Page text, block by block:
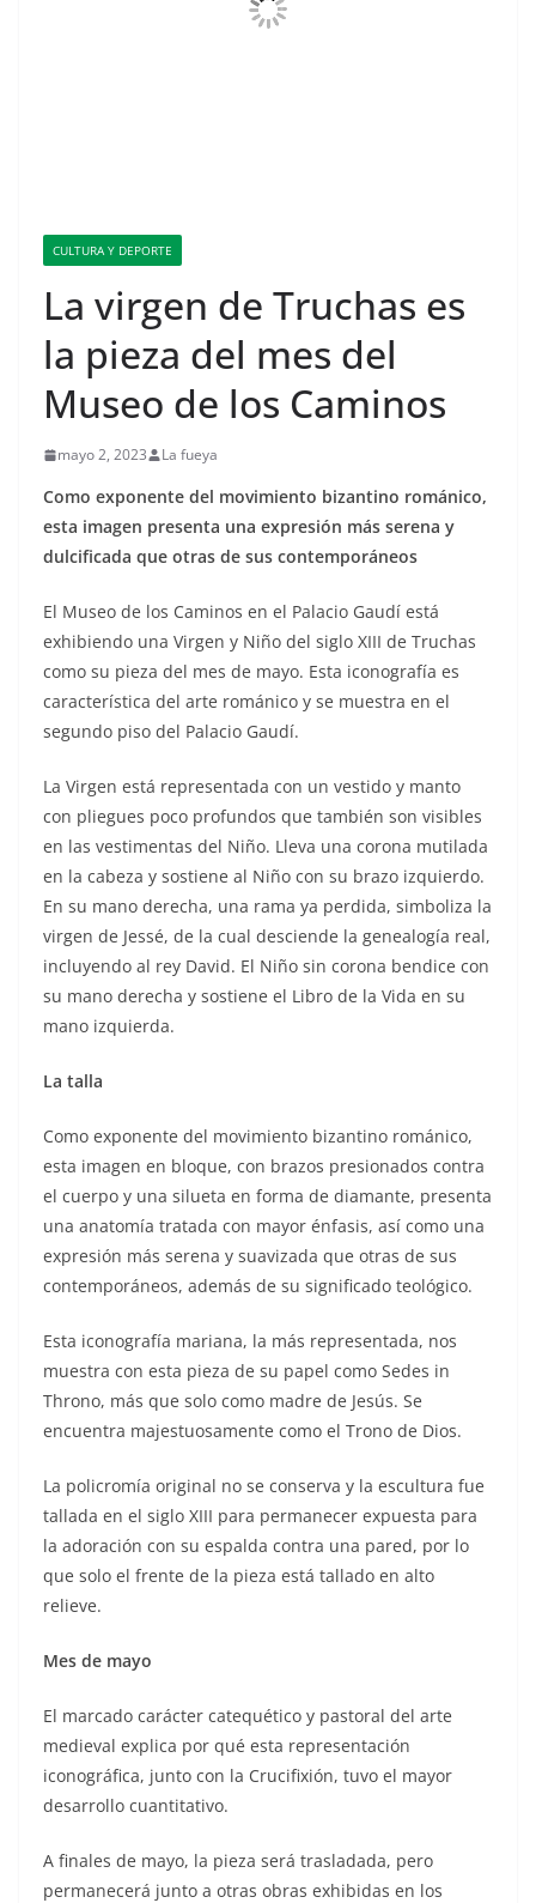
CULTURA Y DEPORTE
La virgen de Truchas es
la pieza del mes del
Museo de los Caminos
mayo 2, 2023 La fueya
Como exponente del movimiento bizantino románico,
esta imagen presenta una expresión más serena y
dulcificada que otras de sus contemporáneos
El Museo de los Caminos en el Palacio Gaudí está
exhibiendo una Virgen y Niño del siglo XIII de Truchas
como su pieza del mes de mayo. Esta iconografía es
característica del arte románico y se muestra en el
segundo piso del Palacio Gaudí.
La Virgen está representada con un vestido y manto
con pliegues poco profundos que también son visibles
en las vestimentas del Niño. Lleva una corona mutilada
en la cabeza y sostiene al Niño con su brazo izquierdo.
En su mano derecha, una rama ya perdida, simboliza la
virgen de Jessé, de la cual desciende la genealogía real,
incluyendo al rey David. El Niño sin corona bendice con
su mano derecha y sostiene el Libro de la Vida en su
mano izquierda.
La talla
Como exponente del movimiento bizantino románico,
esta imagen en bloque, con brazos presionados contra
el cuerpo y una silueta en forma de diamante, presenta
una anatomía tratada con mayor énfasis, así como una
expresión más serena y suavizada que otras de sus
contemporáneos, además de su significado teológico.
Esta iconografía mariana, la más representada, nos
muestra con esta pieza de su papel como Sedes in
Throno, más que solo como madre de Jesús. Se
encuentra majestuosamente como el Trono de Dios.
La policromía original no se conserva y la escultura fue
tallada en el siglo XIII para permanecer expuesta para
la adoración con su espalda contra una pared, por lo
que solo el frente de la pieza está tallado en alto
relieve.
Mes de mayo
El marcado carácter catequético y pastoral del arte
medieval explica por qué esta representación
iconográfica, junto con la Crucifixión, tuvo el mayor
desarrollo cuantitativo.
A finales de mayo, la pieza será trasladada, pero
permanecerá junto a otras obras exhibidas en los